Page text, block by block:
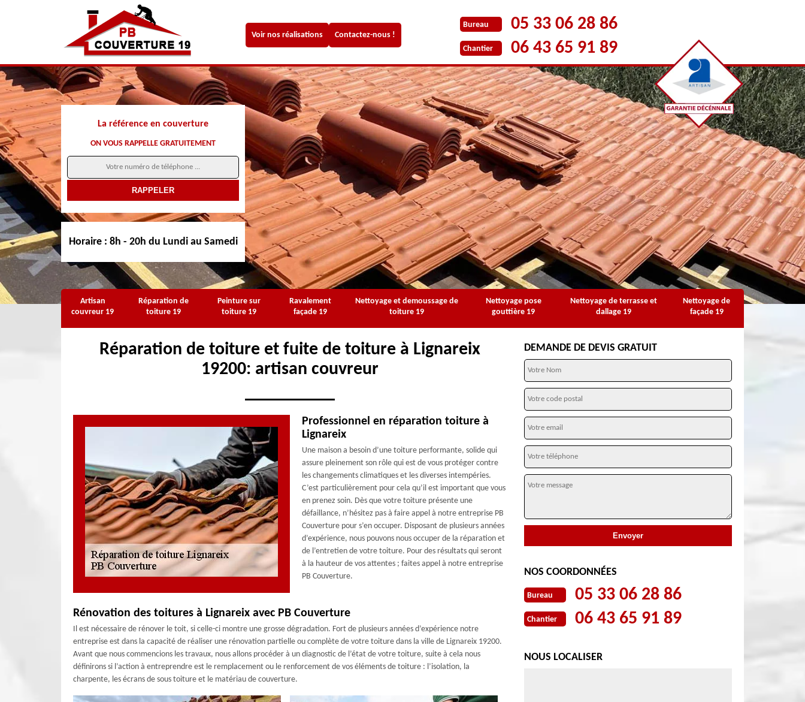
Voir nos réalisations Contactez-nous !
Bureau 05 33 06 28 86
Chantier 06 43 65 91 89
La référence en couverture
ON VOUS RAPPELLE GRATUITEMENT
Horaire : 8h - 20h du Lundi au Samedi
Artisan
couvreur 19
Réparation de
toiture 19
Peinture sur
toiture 19
Ravalement
façade 19
Nettoyage et demoussage de
toiture 19
Nettoyage pose
gouttière 19
Nettoyage de terrasse et
dallage 19
Nettoyage de
façade 19
Réparation de toiture et fuite de toiture à Lignareix
19200: artisan couvreur
Professionnel en réparation toiture à
Lignareix
Une maison a besoin d’une toiture performante, solide qui
assure pleinement son rôle qui est de vous protéger contre
les changements climatiques et les diverses intempéries.
C’est particulièrement pour cela qu’il est important que vous
en prenez soin. Dès que votre toiture présente une
défaillance, n’hésitez pas à faire appel à notre entreprise PB
Couverture pour s’en occuper. Disposant de plusieurs années
d’expérience, nous pouvons nous occuper de la réparation et
de l’entretien de votre toiture. Pour des résultats qui seront
à la hauteur de vos attentes ; faites appel à notre entreprise
PB Couverture.
Rénovation des toitures à Lignareix avec PB Couverture
Il est nécessaire de rénover le toit, si celle-ci montre une grosse dégradation. Fort de plusieurs années d’expérience notre
entreprise est dans la capacité de réaliser une rénovation partielle ou complète de votre toiture dans la ville de Lignareix 19200.
Avant que nous commencions les travaux, nous allons procéder à un diagnostic de l’état de votre toiture, suite à cela nous
définirons si l’action à entreprendre est le remplacement ou le renforcement de vos éléments de toiture : l’isolation, la
charpente, les écrans de sous toiture et le matériau de couverture.
DEMANDE DE DEVIS GRATUIT
NOS COORDONNÉES
Bureau 05 33 06 28 86
Chantier 06 43 65 91 89
NOUS LOCALISER